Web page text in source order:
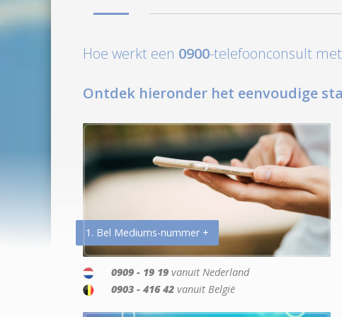
Hoe werkt een 0900-telefoonconsult
Ontdek hieronder het eenvoudige
1. Bel Mediums-nummer +
0909 - 19 19 vanuit Nederland
0903 - 416 42 vanuit België